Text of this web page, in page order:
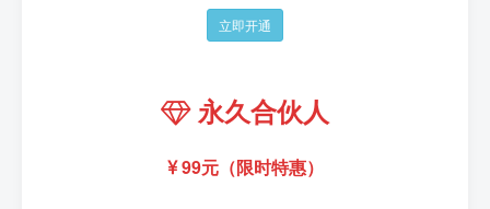
立即开通
永久合伙人
99元（限时特惠）